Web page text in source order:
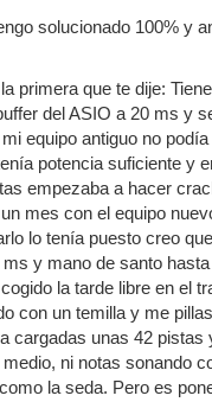
solucionado 100% y
primera que te dije:
del ASIO a 20 ms y
equipo antiguo no
potencia suficiente y
empezaba a hacer
mes con el equipo
lo tenía puesto creo
y mano de santo
la tarde libre en el
con un temilla y me
cargadas unas 42 pistas
ni notas sonando
la seda. Pero es